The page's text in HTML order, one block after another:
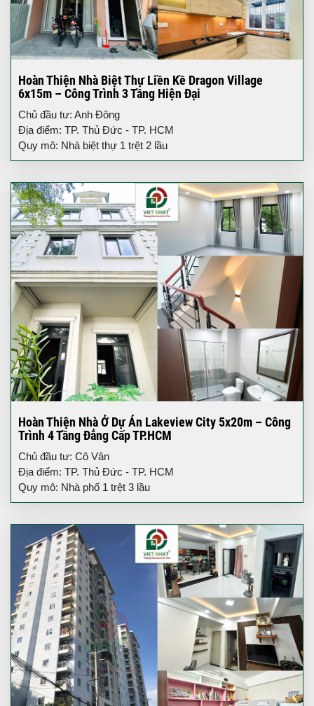
Hoàn Thiện Nhà Biệt Thự Liền Kề Dragon Village
6x15m – Công Trình 3 Tầng Hiện Đại
Chủ đầu tư: Anh Đông
Địa điểm: TP. Thủ Đức - TP. HCM
Quy mô: Nhà biệt thự 1 trệt 2 lầu
Hoàn Thiện Nhà Ở Dự Án Lakeview City 5x20m – Công
Trình 4 Tầng Đẳng Cấp TP.HCM
Chủ đầu tư: Cô Vân
Địa điểm: TP. Thủ Đức - TP. HCM
Quy mô: Nhà phố 1 trệt 3 lầu